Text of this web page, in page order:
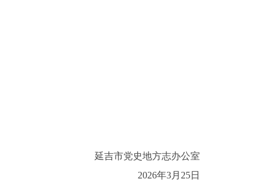
延吉市党史地方志办公室
2026年3月25日